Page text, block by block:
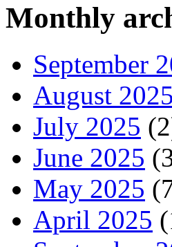
Monthly
September
August 2025
July 2025
June 2025
May 2025
April 2025